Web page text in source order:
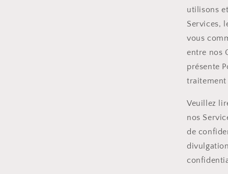
utilisons
Services,
vous
entre nos
présente
traitement
Veuillez
nos
de